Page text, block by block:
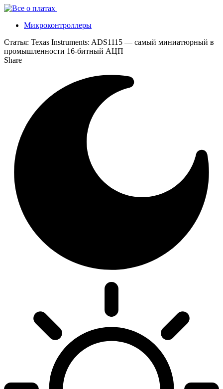
Микроконтроллеры
Статья: Texas Instruments: ADS1115 — самый миниатюрный в
промышленности 16-битный АЦП
Share